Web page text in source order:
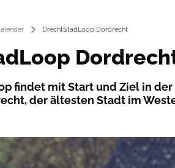
DrechtStadLoop Dordrecht
findet mit Start und Ziel in
der ältesten Stadt im